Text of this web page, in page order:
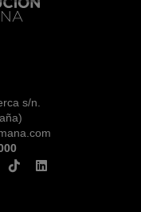
s/n.